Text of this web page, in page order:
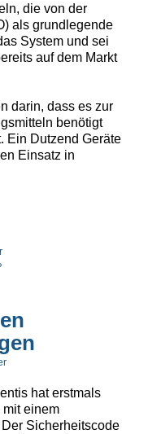
die von der
als grundlegende
System und sei
auf dem Markt
darin, dass es zur
benötigt
Ein Dutzend Geräte
Einsatz in
hat erstmals
mit einem
Sicherheitscode